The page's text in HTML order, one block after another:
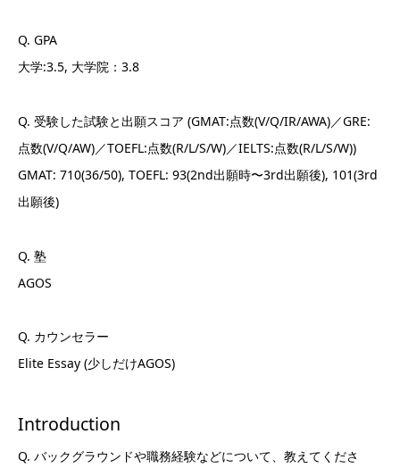
Q. GPA
大学:3.5, 大学院：3.8
Q. 受験した試験と出願スコア (GMAT:点数(V/Q/IR/AWA)／GRE:
点数(V/Q/AW)／TOEFL:点数(R/L/S/W)／IELTS:点数(R/L/S/W))
GMAT: 710(36/50), TOEFL: 93(2nd出願時〜3rd出願後), 101(3rd
出願後)
Q. 塾
AGOS
Q. カウンセラー
Elite Essay (少しだけAGOS)
Introduction
Q. バックグラウンドや職務経験などについて、教えてくださ